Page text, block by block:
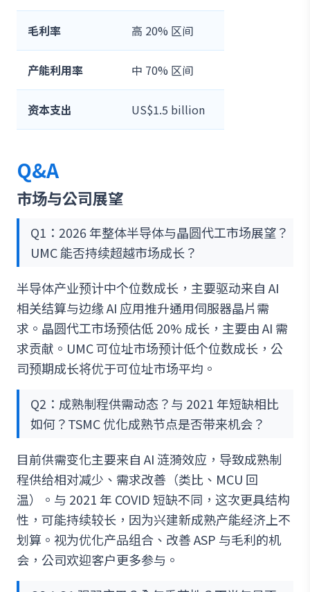
毛利率 高 20% 区间
产能利用率 中 70% 区间
资本支出 US$1.5 billion
Q&A
市场与公司展望
Q1：2026 年整体半导体与晶圆代工市场展望？
UMC 能否持续超越市场成长？
半导体产业预计中个位数成长，主要驱动来自 AI
相关结算与边缘 AI 应用推升通用伺服器晶片需
求。晶圆代工市场预估低 20% 成长，主要由 AI 需
求贡献。UMC 可位址市场预计低个位数成长，公
司预期成长将优于可位址市场平均。
Q2：成熟制程供需动态？与 2021 年短缺相比
如何？TSMC 优化成熟节点是否带来机会？
目前供需变化主要来自 AI 涟漪效应，导致成熟制
程供给相对减少、需求改善（类比、MCU 回
温）。与 2021 年 COVID 短缺不同，这次更具结构
性，可能持续较长，因为兴建新成熟产能经济上不
划算。视为优化产品组合、改善 ASP 与毛利的机
会，公司欢迎客户更多参与。